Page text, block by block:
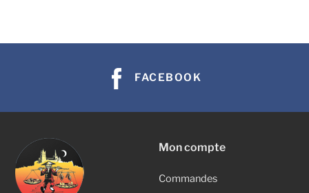
FACEBOOK
Mon compte
Commandes